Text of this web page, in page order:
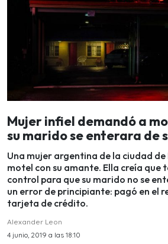
Mujer infiel demandó a
su marido se enterara de
Una mujer argentina de la ciudad
motel con su amante. Ella creía que
control para que su marido no se
un error de principiante: pagó en el
tarjeta de crédito.
Alexander Leon
4 junio, 2019 a las 18:10